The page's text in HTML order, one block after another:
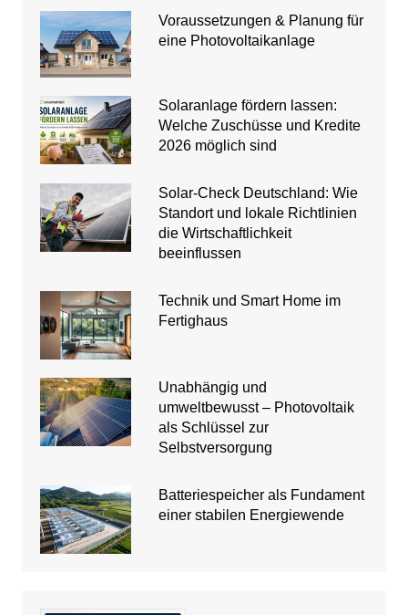
Voraussetzungen & Planung für
eine Photovoltaikanlage
Solaranlage fördern lassen:
Welche Zuschüsse und Kredite
2026 möglich sind
Solar-Check Deutschland: Wie
Standort und lokale Richtlinien
die Wirtschaftlichkeit
beeinflussen
Technik und Smart Home im
Fertighaus
Unabhängig und
umweltbewusst – Photovoltaik
als Schlüssel zur
Selbstversorgung
Batteriespeicher als Fundament
einer stabilen Energiewende